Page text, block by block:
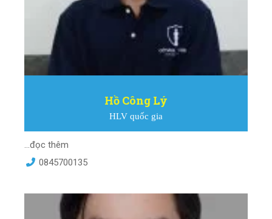
Hồ Công Lý
HLV quốc gia
...đọc thêm
0845700135